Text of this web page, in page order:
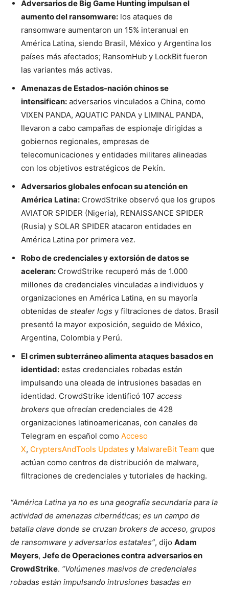
Adversarios de Big Game Hunting impulsan el
aumento del ransomware: los ataques de
ransomware aumentaron un 15% interanual en
América Latina, siendo Brasil, México y Argentina los
países más afectados; RansomHub y LockBit fueron
las variantes más activas.
Amenazas de Estados-nación chinos se
intensifican: adversarios vinculados a China, como
VIXEN PANDA, AQUATIC PANDA y LIMINAL PANDA,
llevaron a cabo campañas de espionaje dirigidas a
gobiernos regionales, empresas de
telecomunicaciones y entidades militares alineadas
con los objetivos estratégicos de Pekín.
Adversarios globales enfocan su atención en
América Latina: CrowdStrike observó que los grupos
AVIATOR SPIDER (Nigeria), RENAISSANCE SPIDER
(Rusia) y SOLAR SPIDER atacaron entidades en
América Latina por primera vez.
Robo de credenciales y extorsión de datos se
aceleran: CrowdStrike recuperó más de 1.000
millones de credenciales vinculadas a individuos y
organizaciones en América Latina, en su mayoría
obtenidas de stealer logs y filtraciones de datos. Brasil
presentó la mayor exposición, seguido de México,
Argentina, Colombia y Perú.
El crimen subterráneo alimenta ataques basados en
identidad: estas credenciales robadas están
impulsando una oleada de intrusiones basadas en
identidad. CrowdStrike identificó 107 access
brokers que ofrecían credenciales de 428
organizaciones latinoamericanas, con canales de
Telegram en español como Acceso
X, CryptersAndTools Updates y MalwareBit Team que
actúan como centros de distribución de malware,
filtraciones de credenciales y tutoriales de hacking.
“América Latina ya no es una geografía secundaria para la
actividad de amenazas cibernéticas; es un campo de
batalla clave donde se cruzan brokers de acceso, grupos
de ransomware y adversarios estatales”, dijo Adam
Meyers, Jefe de Operaciones contra adversarios en
CrowdStrike. “Volúmenes masivos de credenciales
robadas están impulsando intrusiones basadas en